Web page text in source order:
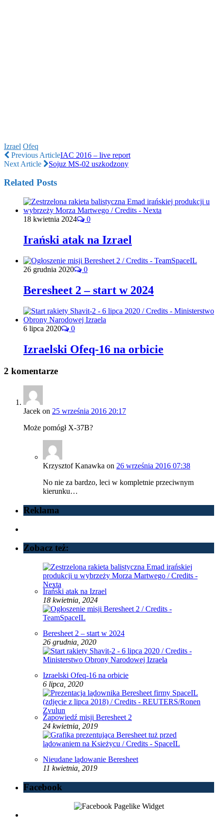
Izrael Ofeq
Previous ArticleIAC 2016 – live report
Next Article
Sojuz MS-02 uszkodzony
Related Posts
18 kwietnia 2024 0
Irański atak na Izrael
26 grudnia 2020 0
Beresheet 2 – start w 2024
6 lipca 2020 0
Izraelski Ofeq-16 na orbicie
2 komentarze
Jacek on 25 września 2016 20:17
Może pomógł X-37B?
Krzysztof Kanawka on 26 września 2016 07:38
No nie za bardzo, leci w kompletnie przeciwnym
kierunku…
Reklama
Zobacz też:
Irański atak na Izrael
18 kwietnia, 2024
Beresheet 2 – start w 2024
26 grudnia, 2020
Izraelski Ofeq-16 na orbicie
6 lipca, 2020
Zapowiedź misji Beresheet 2
24 kwietnia, 2019
Nieudane lądowanie Beresheet
11 kwietnia, 2019
Facebook